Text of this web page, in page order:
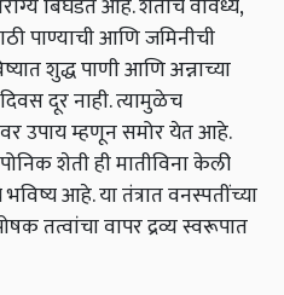
बिघडत आहे. शेतीचे वैविध्य,
पाण्याची आणि जमिनीची
शुद्ध पाणी आणि अन्नाच्या
दूर नाही. त्यामुळेच
उपाय म्हणून समोर येत आहे.
शेती ही मातीविना केली
आहे. या तंत्रात वनस्पतींच्या
तत्वांचा वापर द्रव्य स्वरूपात